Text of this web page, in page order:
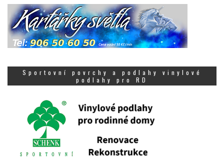
Sportovní povrchy a podlahy vinylové
podlahy pro RD